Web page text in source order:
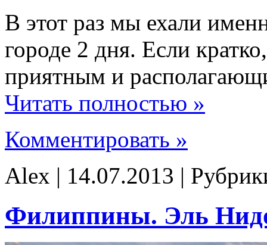
В этот раз мы ехали
городе 2 дня. Если
приятным и
Читать полностью »
Комментировать »
Alex | 14.07.2013 |
Филиппины. Эль